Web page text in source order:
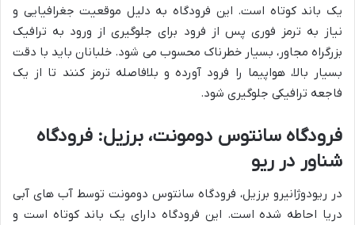
یک باند کوتاه است. این فرودگاه به دلیل موقعیت جغرافیایی و
نیاز به ترمز فوری پس از فرود برای جلوگیری از ورود به ترافیک
بزرگراه مجاور، بسیار خطرناک محسوب می شود. خلبانان باید با دقت
بسیار بالا، هواپیما را فرود آورده و بلافاصله ترمز کنند تا از یک
فاجعه ترافیکی جلوگیری شود.
فرودگاه سانتوس دومونت، برزیل: فرودگاه
شناور در ریو
در ریودوژانیرو برزیل، فرودگاه سانتوس دومونت توسط آب های آبی
دریا احاطه شده است. این فرودگاه دارای یک باند کوتاه است و